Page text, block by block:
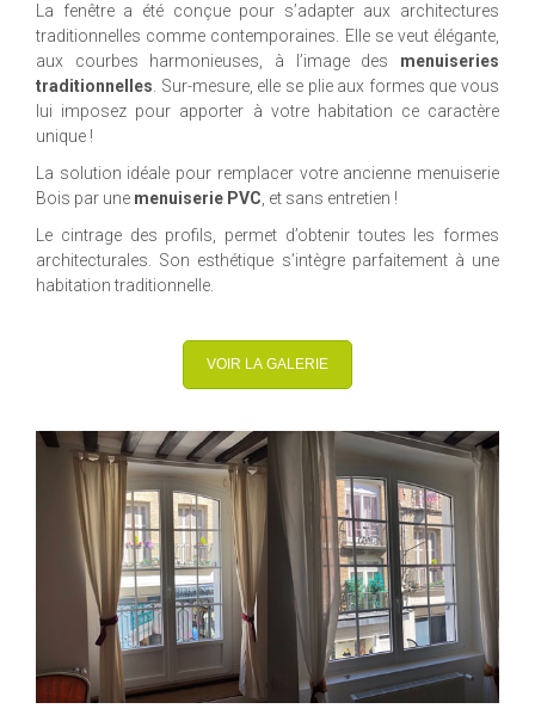
La fenêtre a été conçue pour s’adapter aux architectures
traditionnelles comme contemporaines. Elle se veut élégante,
aux courbes harmonieuses, à l’image des menuiseries
traditionnelles. Sur-mesure, elle se plie aux formes que vous
lui imposez pour apporter à votre habitation ce caractère
unique !
La solution idéale pour remplacer votre ancienne menuiserie
Bois par une menuiserie PVC, et sans entretien !
Le cintrage des profils, permet d’obtenir toutes les formes
architecturales. Son esthétique s’intègre parfaitement à une
habitation traditionnelle.
VOIR LA GALERIE